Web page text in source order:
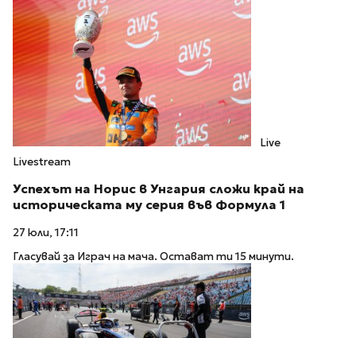
Live
Livestream
Успехът на Норис в Унгария сложи край на
историческата му серия във Формула 1
27 юли, 17:11
Гласувай за Играч на мача. Остават ти 15 минути.